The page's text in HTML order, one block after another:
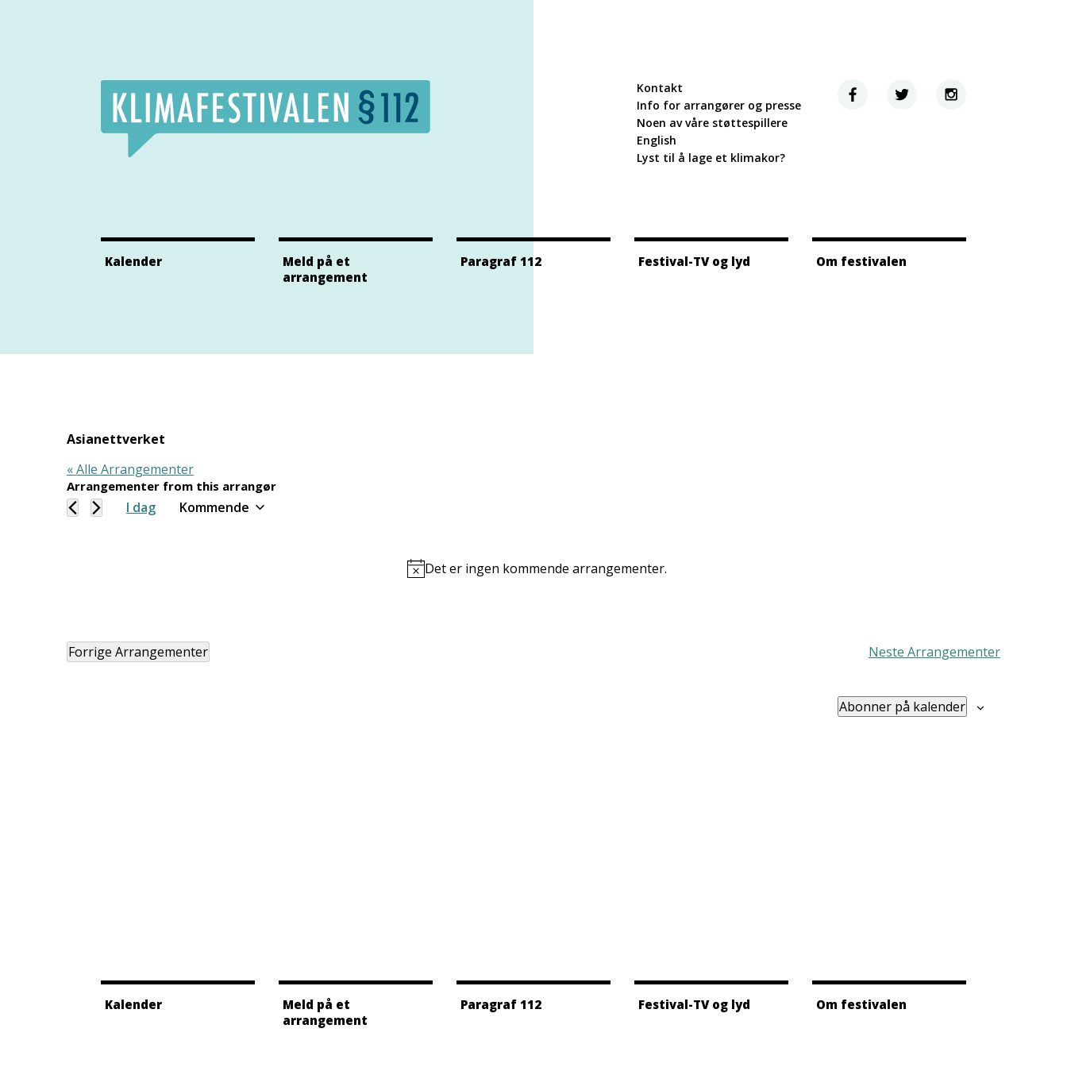
Kontakt
Info for arrangører og presse
Noen av våre støttespillere
English
Lyst til å lage et klimakor?
Klimafestivalens Twitter side
Klimafestivalens Instagram side
Kalender
Meld på et
arrangement
Paragraf 112 Festival-TV og lyd Om festivalen
Asianettverket
« Alle Arrangementer
Arrangementer from this arrangør
Notice
Det er ingen kommende arrangementer.
I dag
Kommende
Forrige Arrangementer Neste Arrangementer
Abonner på kalender
Kalender
Meld på et
arrangement
Paragraf 112 Festival-TV og lyd Om festivalen